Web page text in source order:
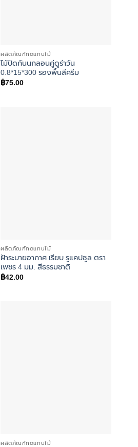
ผลิตภัณฑ์ทดแทนไม้
ไม้ปิดกันนกลอนคู่ดูร่าวัน
0.8*15*300 รองพื้นสีครีม
฿75.00
ผลิตภัณฑ์ทดแทนไม้
ฝ้าระบายอากาศ เรียบ รูแคปซูล ตรา
เพชร 4 มม. สีธรรมชาติ
฿42.00
ผลิตภัณฑ์ทดแทนไม้